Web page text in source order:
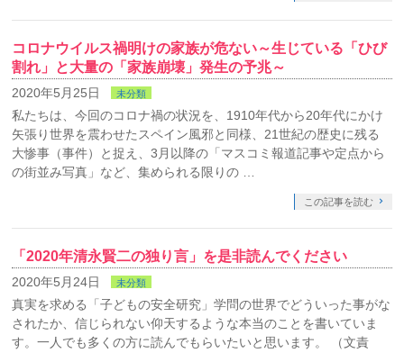
コロナウイルス禍明けの家族が危ない～生じている「ひび
割れ」と大量の「家族崩壊」発生の予兆～
2020年5月25日 未分類
私たちは、今回のコロナ禍の状況を、1910年代から20年代にかけ
矢張り世界を震わせたスペイン風邪と同様、21世紀の歴史に残る
大惨事（事件）と捉え、3月以降の「マスコミ報道記事や定点から
の街並み写真」など、集められる限りの …
この記事を読む
「2020年清永賢二の独り言」を是非読んでください
2020年5月24日 未分類
真実を求める「子どもの安全研究」学問の世界でどういった事がな
されたか、信じられない仰天するような本当のことを書いていま
す。一人でも多くの方に読んでもらいたいと思います。 （文責